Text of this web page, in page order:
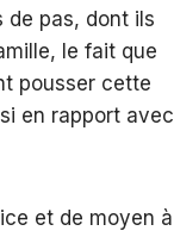
de pas, dont ils
le fait que
pousser cette
en rapport avec
et de moyen à